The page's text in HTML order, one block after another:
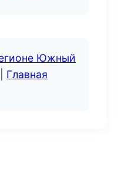
Южный
Главная